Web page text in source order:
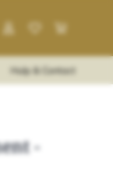
Hulp & Contact
-